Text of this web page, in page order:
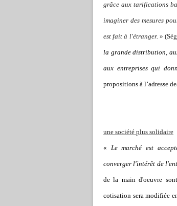
grâce aux tarifications
imaginer des mesures
est fait à l'étranger. »
la grande distribution,
aux entreprises qui
propositions à l’adresse
une société plus solidaire
« Le marché est
converger l'intérêt de
de la main d'oeuvre
cotisation sera modifiée